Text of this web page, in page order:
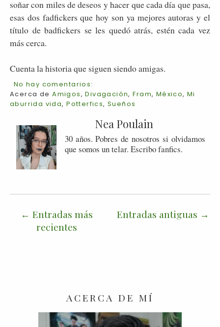
soñar con miles de deseos y hacer que cada día que pasa,
esas dos fadfickers que hoy son ya mejores autoras y el
título de badfickers se les quedó atrás, estén cada vez
más cerca.
Cuenta la historia que siguen siendo amigas.
No hay comentarios:
Acerca deAmigos,Divagación,Fram, México,Mi
aburrida vida,Potterfics,Sueños
Nea Poulain
30 años. Pobres de nosotros si olvidamos
que somos un telar. Escribo fanfics.
Entradas más
recientes
Entradas antiguas
ACERCA DE MÍ